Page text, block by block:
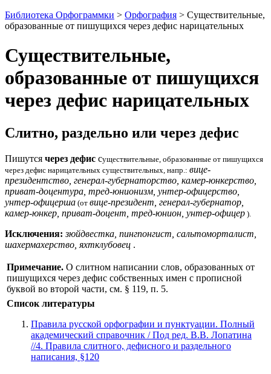
Библиотека Орфограммки > Орфография > Существительные,
образованные от пишущихся через дефис нарицательных
Существительные,
образованные от пишущихся
через дефис нарицательных
Слитно, раздельно или через дефис
Пишутся через дефис существительные, образованные от пишущихся
через дефис нарицательных существительных, напр.: вице-
президентство, генерал-губернаторство, камер-юнкерство,
приват-доцентура, тред-юнионизм, унтер-офицерство,
унтер-офицерша (от вице-президент, генерал-губернатор,
камер-юнкер, приват-доцент, тред-юнион, унтер-офицер ).
Исключения:зюйдвестка, пингпонгист, сальтоморталист,
шахермахерство, яхтклубовец .
Примечание. О слитном написании слов, образованных от
пишущихся через дефис собственных имен с прописной
буквой во второй части, см. § 119, п. 5.
Список литературы
Правила русской орфографии и пунктуации. Полный
академический справочник / Под ред. В.В. Лопатина
//4. Правила слитного, дефисного и раздельного
написания, §120